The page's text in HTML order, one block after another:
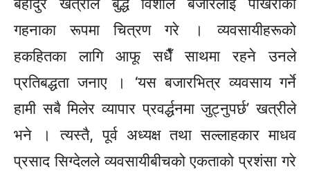
बहादुर खत्रीले बुद्ध विशाल बजारलाई पोखराको
गहनाका रूपमा चित्रण गरे । व्यवसायीहरूको
हकहितका लागि आफू सधैँ साथमा रहने उनले
प्रतिबद्धता जनाए । ‘यस बजारभित्र व्यवसाय गर्ने
हामी सबै मिलेर व्यापार प्रवर्द्धनमा जुट्नुपर्छ’ खत्रीले
भने । त्यस्तै, पूर्व अध्यक्ष तथा सल्लाहकार माधव
प्रसाद सिग्देलले व्यवसायीबीचको एकताको प्रशंसा गरे